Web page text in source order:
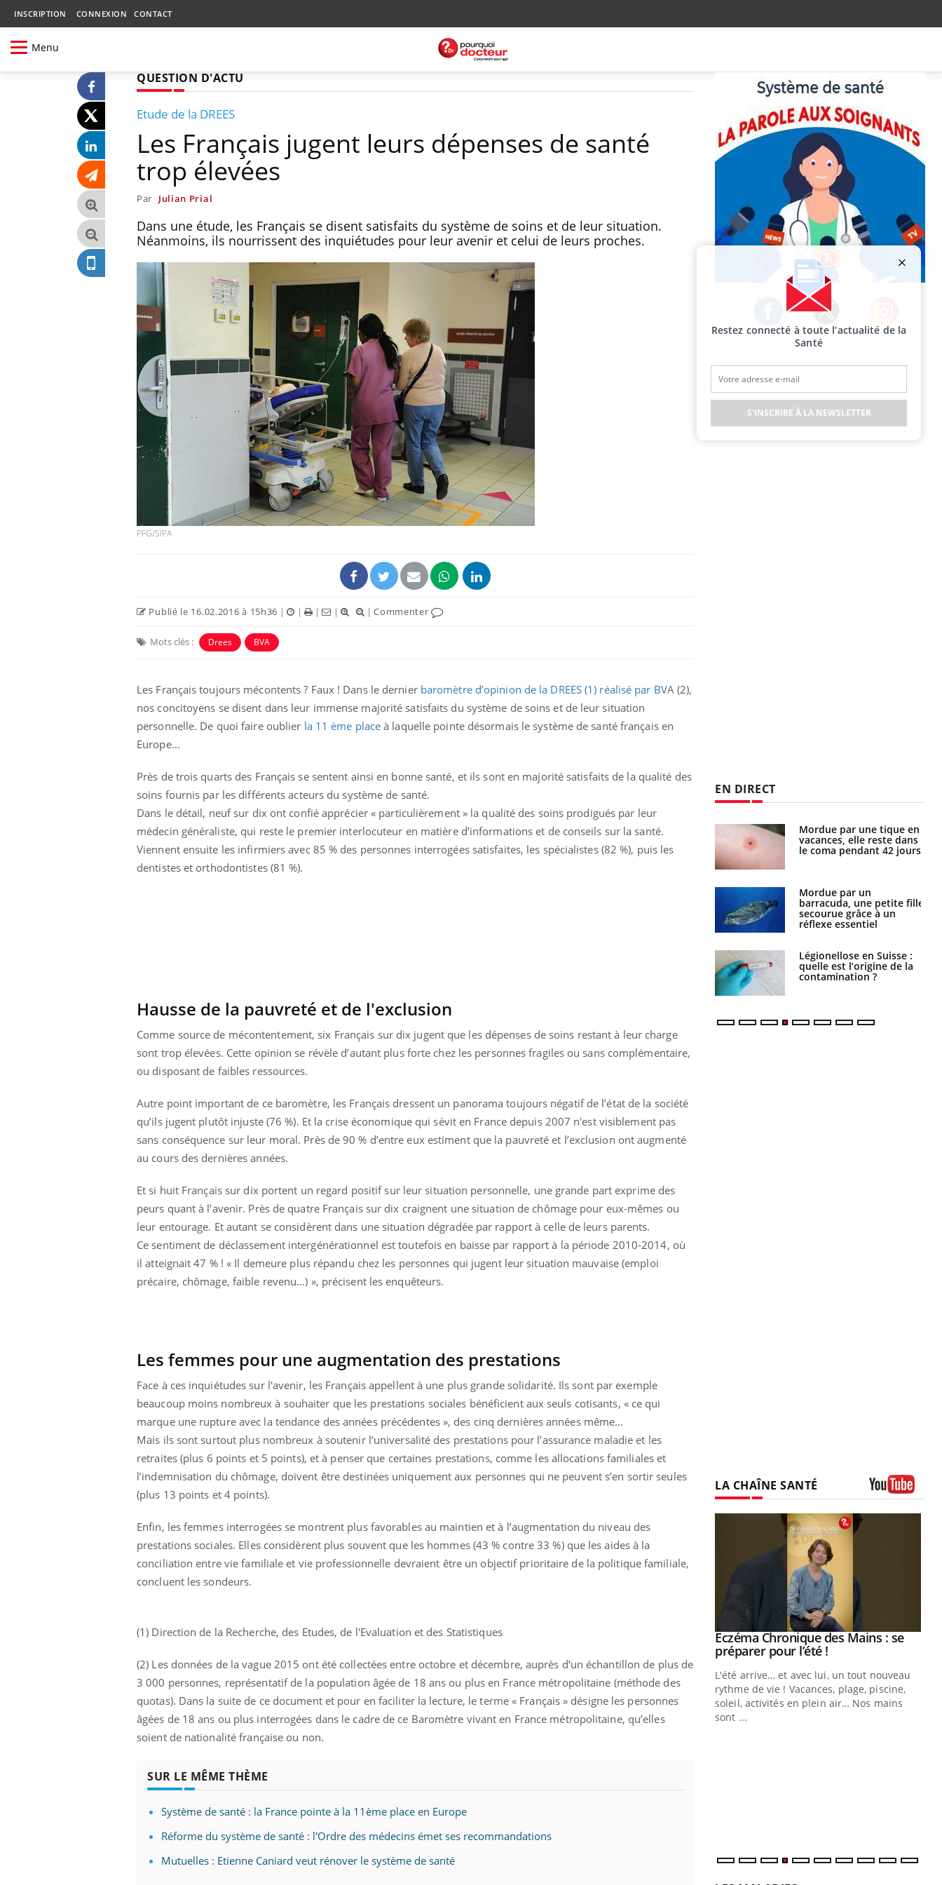
INSCRIPTION CONNEXION CONTACT
Menu
QUESTION D'ACTU
Etude de la DREES
Les Français jugent leurs dépenses de santé
trop élevées
Par Julian Prial
Dans une étude, les Français se disent satisfaits du système de soins et de leur situation.
Néanmoins, ils nourrissent des inquiétudes pour leur avenir et celui de leurs proches.
PFG/SIPA
Publié le 16.02.2016 à 15h36 | | | | |Commenter
Mots clés : Drees BVA
Les Français toujours mécontents ? Faux ! Dans le dernier baromètre d’opinion de la DREES (1) réalisé par BVA (2),
nos concitoyens se disent dans leur immense majorité satisfaits du système de soins et de leur situation
personnelle. De quoi faire oublier la 11 ème place à laquelle pointe désormais le système de santé français en
Europe...
Près de trois quarts des Français se sentent ainsi en bonne santé, et ils sont en majorité satisfaits de la qualité des
soins fournis par les différents acteurs du système de santé.
Dans le détail, neuf sur dix ont confié apprécier « particulièrement » la qualité des soins prodigués par leur
médecin généraliste, qui reste le premier interlocuteur en matière d’informations et de conseils sur la santé.
Viennent ensuite les infirmiers avec 85 % des personnes interrogées satisfaites, les spécialistes (82 %), puis les
dentistes et orthodontistes (81 %).
Hausse de la pauvreté et de l'exclusion
Comme source de mécontentement, six Français sur dix jugent que les dépenses de soins restant à leur charge
sont trop élevées. Cette opinion se révèle d’autant plus forte chez les personnes fragiles ou sans complémentaire,
ou disposant de faibles ressources.
Autre point important de ce baromètre, les Français dressent un panorama toujours négatif de l’état de la société
qu’ils jugent plutôt injuste (76 %). Et la crise économique qui sévit en France depuis 2007 n'est visiblement pas
sans conséquence sur leur moral. Près de 90 % d’entre eux estiment que la pauvreté et l’exclusion ont augmenté
au cours des dernières années.
Et si huit Français sur dix portent un regard positif sur leur situation personnelle, une grande part exprime des
peurs quant à l’avenir. Près de quatre Français sur dix craignent une situation de chômage pour eux-mêmes ou
leur entourage. Et autant se considèrent dans une situation dégradée par rapport à celle de leurs parents.
Ce sentiment de déclassement intergénérationnel est toutefois en baisse par rapport à la période 2010-2014, où
il atteignait 47 % ! « Il demeure plus répandu chez les personnes qui jugent leur situation mauvaise (emploi
précaire, chômage, faible revenu…) », précisent les enquêteurs.
Les femmes pour une augmentation des prestations
Face à ces inquiétudes sur l'avenir, les Français appellent à une plus grande solidarité. Ils sont par exemple
beaucoup moins nombreux à souhaiter que les prestations sociales bénéficient aux seuls cotisants, « ce qui
marque une rupture avec la tendance des années précédentes », des cinq dernières années même...
Mais ils sont surtout plus nombreux à soutenir l’universalité des prestations pour l’assurance maladie et les
retraites (plus 6 points et 5 points), et à penser que certaines prestations, comme les allocations familiales et
l’indemnisation du chômage, doivent être destinées uniquement aux personnes qui ne peuvent s’en sortir seules
(plus 13 points et 4 points).
Enfin, les femmes interrogées se montrent plus favorables au maintien et à l’augmentation du niveau des
prestations sociales. Elles considèrent plus souvent que les hommes (43 % contre 33 %) que les aides à la
conciliation entre vie familiale et vie professionnelle devraient être un objectif prioritaire de la politique familiale,
concluent les sondeurs.
(1) Direction de la Recherche, des Etudes, de l'Evaluation et des Statistiques
(2) Les données de la vague 2015 ont été collectées entre octobre et décembre, auprès d’un échantillon de plus de
3 000 personnes, représentatif de la population âgée de 18 ans ou plus en France métropolitaine (méthode des
quotas). Dans la suite de ce document et pour en faciliter la lecture, le terme « Français » désigne les personnes
âgées de 18 ans ou plus interrogées dans le cadre de ce Baromètre vivant en France métropolitaine, qu’elles
soient de nationalité française ou non.
SUR LE MÊME THÈME
Système de santé : la France pointe à la 11ème place en Europe
Réforme du système de santé : l'Ordre des médecins émet ses recommandations
Mutuelles : Etienne Caniard veut rénover le système de santé
Facebook Twitter Instagram
EN DIRECT
Cytomégalovirus : ce qui
change dans la prise en
charge des femmes
enceintes
Pourquoi votre ventre
gâche-t-il les premiers
jours de vos vacances ?
Pourquoi manger moins
de protéines pourrait
finalement être bénéfique
Mordue par une tique en
vacances, elle reste dans
le coma pendant 42 jours
Mordue par un
barracuda, une petite fille
secourue grâce à un
réflexe essentiel
Légionellose en Suisse :
quelle est l’origine de la
contamination ?
LA CHAÎNE SANTÉ
Eczéma Chronique des Mains :
Il y a des sujets qui sont faciles à aborder...
d'autres non ! D'un côté, poser des
questions sur la maladie d'un proche c'est
Youtube
Carence en fer : comprendre pour
Fatigue, irritabilité, brouillard mental ou
même alopécie… Les symptômes de la
carence en fer sont multiples ce qui la rend
...
En 2026, l'insuline dans le diabète de type 2
reste entourée d'idées reçues chez les
patients comme parfois chez les soignants.
Youtube
Eczéma Chronique des Mains : se
préparer pour l’été !Youtube
L'été arrive… et avec lui, un tout nouveau
rythme de vie ! Vacances, plage, piscine,
soleil, activités en plein air… Nos mains
sont ...
Restez connecté à toute l’actualité de la
Santé
S'INSCRIRE À LA NEWSLETTER